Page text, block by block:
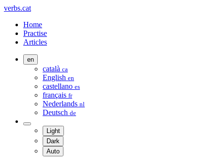
verbs.cat
Home
Practise
Articles
en
català ca
English en
castellano es
français fr
Nederlands nl
Deutsch de
Light
Dark
Auto